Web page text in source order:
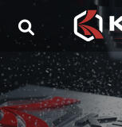
Página de inicio
Corporativo